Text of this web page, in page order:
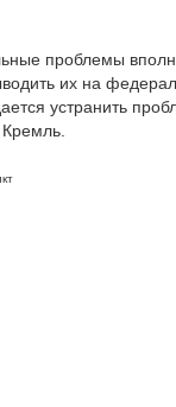
проблемы
их на
устранить